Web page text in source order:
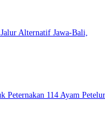
Alternatif Jawa-Bali,
Peternakan 114 Ayam Petelur